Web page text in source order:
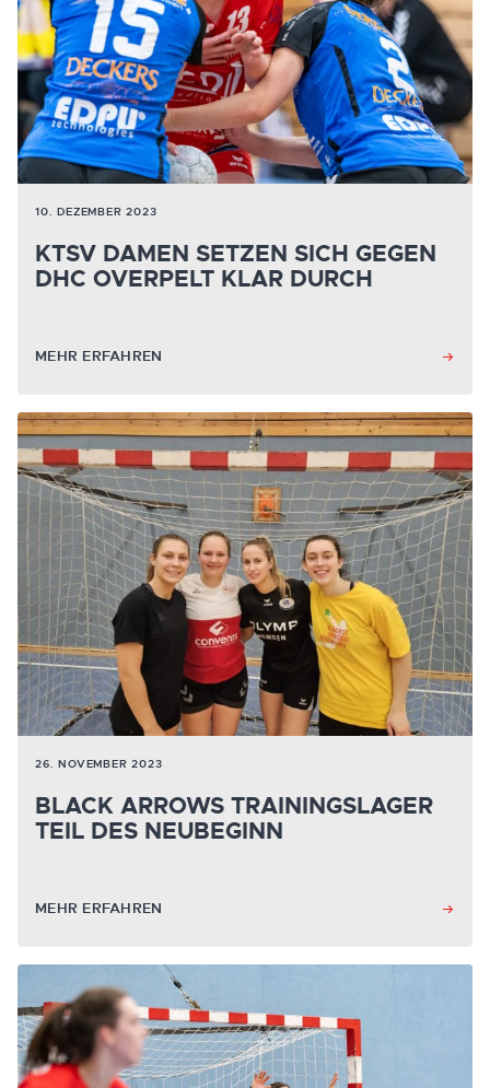
10. DEZEMBER 2023
KTSV DAMEN SETZEN SICH GEGEN
DHC OVERPELT KLAR DURCH
MEHR ERFAHREN
26. NOVEMBER 2023
BLACK ARROWS TRAININGSLAGER
TEIL DES NEUBEGINN
MEHR ERFAHREN